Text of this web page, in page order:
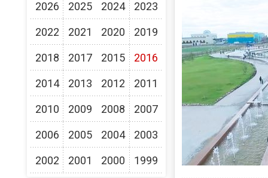
2026
2025 2024 2023
2022 2021 2020 2019
2018 2017 2015 2016
2014 2013 2012 2011
2010 2009 2008 2007
2006 2005 2004 2003
2002 2001 2000 1999